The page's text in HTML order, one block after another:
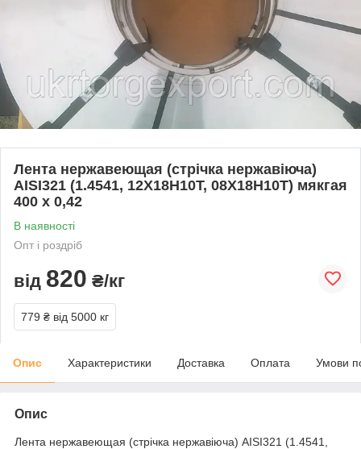
Лента нержавеющая (стрічка нержавіюча)
AISI321 (1.4541, 12Х18Н10Т, 08Х18Н10Т) мякгая
400 х 0,42
В наявності
Опт і роздріб
від 820 ₴/кг
779 ₴ від 5000 кг
Опис Характеристики Доставка Оплата Умови
Опис
Лента нержавеющая (стрічка нержавіюча) AISI321 (1.4541,